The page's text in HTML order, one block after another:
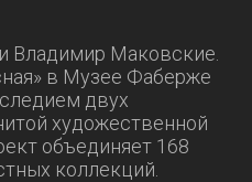
Владимир Маковские.
в Музее Фаберже
двух
художественной
объединяет 168
коллекций.